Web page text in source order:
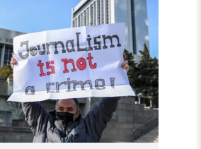
uavhengige
medier
før
valget"